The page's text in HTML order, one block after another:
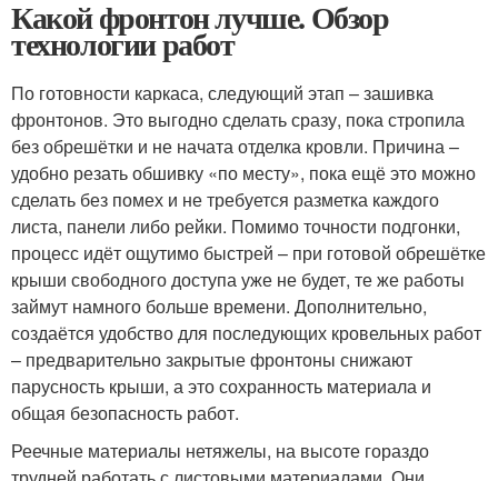
Какой фронтон лучше. Обзор
технологии работ
По готовности каркаса, следующий этап – зашивка
фронтонов. Это выгодно сделать сразу, пока стропила
без обрешётки и не начата отделка кровли. Причина –
удобно резать обшивку «по месту», пока ещё это можно
сделать без помех и не требуется разметка каждого
листа, панели либо рейки. Помимо точности подгонки,
процесс идёт ощутимо быстрей – при готовой обрешётке
крыши свободного доступа уже не будет, те же работы
займут намного больше времени. Дополнительно,
создаётся удобство для последующих кровельных работ
– предварительно закрытые фронтоны снижают
парусность крыши, а это сохранность материала и
общая безопасность работ.
Реечные материалы нетяжелы, на высоте гораздо